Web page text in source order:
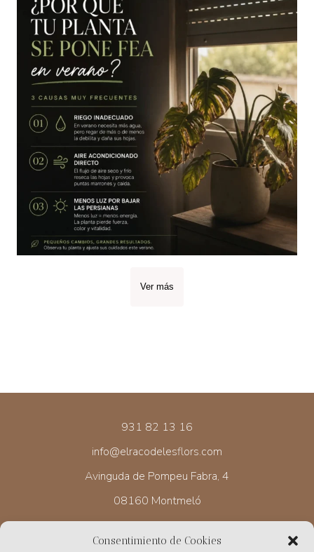
Consentimiento de Cookies
Ver más
931 82 13 16
info@elracodelesflors.com
Avinguda de Pompeu Fabra, 4
08160 Montmeló